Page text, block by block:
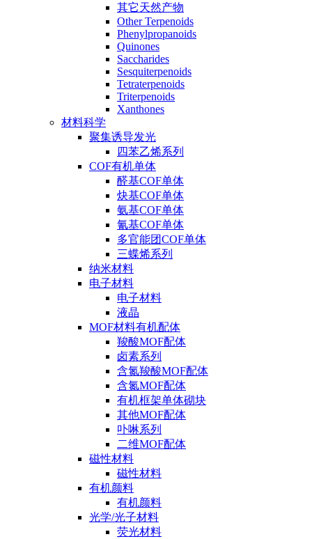
其它天然产物
Other Terpenoids
Phenylpropanoids
Quinones
Saccharides
Sesquiterpenoids
Tetraterpenoids
Triterpenoids
Xanthones
材料科学
聚集诱导发光
四苯乙烯系列
COF有机单体
醛基COF单体
炔基COF单体
氨基COF单体
氰基COF单体
多官能团COF单体
三蝶烯系列
纳米材料
电子材料
电子材料
液晶
MOF材料有机配体
羧酸MOF配体
卤素系列
含氮羧酸MOF配体
含氮MOF配体
有机框架单体砌块
其他MOF配体
卟啉系列
二维MOF配体
磁性材料
磁性材料
有机颜料
有机颜料
光学/光子材料
荧光材料